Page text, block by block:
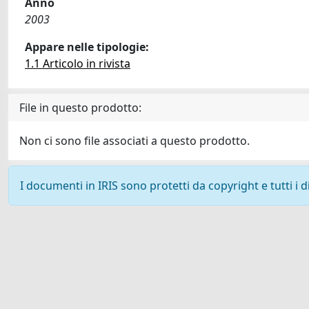
2003
Appare nelle tipologie:
1.1 Articolo in rivista
File in questo prodotto:
Non ci sono file associati a questo prodotto.
I documenti in IRIS sono protetti da copyright e tutti i